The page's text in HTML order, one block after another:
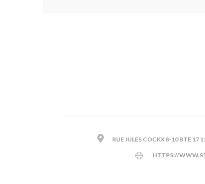
RUE JULES COCKX 8-10 BTE 17
HTTPS://